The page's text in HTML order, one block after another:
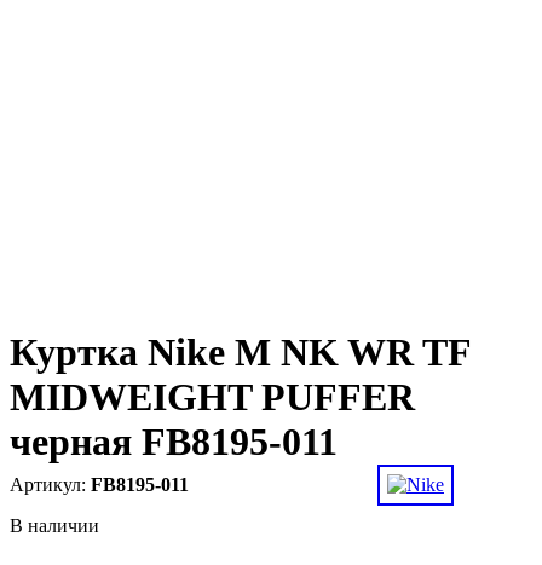
Куртка Nike M NK WR TF
MIDWEIGHT PUFFER
черная FB8195-011
FB8195-011
В наличии